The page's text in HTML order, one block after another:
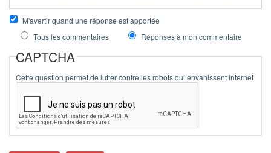
M'avertir quand une réponse est apportée
Tous les commentaires
Réponses à mon commentaire
CAPTCHA
Cette question permet de lutter contre les robots qui envahissent internet.